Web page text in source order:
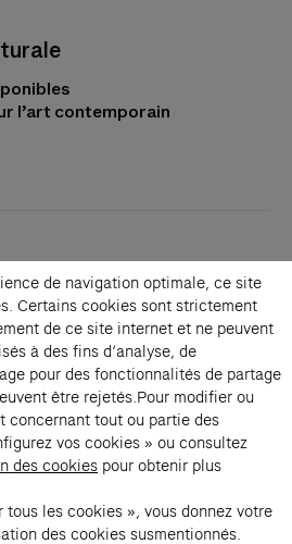
l’art contemporain

→
vous acceptez notre politique de
un nouvel onglet)
un nouvel onglet)
dans un nouvel onglet)
dans un nouvel onglet)
dans un nouvel onglet)
dans un nouvel onglet)
& Culture (s’ouvre dans un
de navigation optimale, ce site
Certains cookies sont strictement
de ce site internet et ne peuvent
à des fins d’analyse, de
pour des fonctionnalités de partage
être rejetés.Pour modifier ou
concernant tout ou partie des
vos cookies » ou consultez
des cookies pour obtenir plus
tous les cookies », vous donnez votre
des cookies susmentionnés.